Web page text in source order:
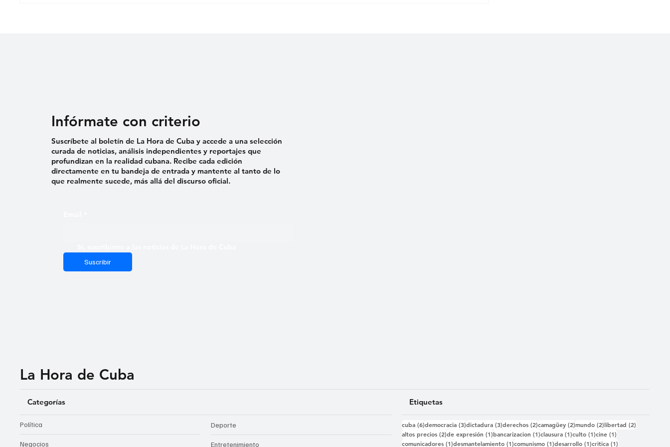
Infórmate con criterio
Suscribir
Suscríbete al boletín de La Hora de Cuba y accede a una selección
curada de noticias, análisis independientes y reportajes que
profundizan en la realidad cubana. Recibe cada edición
directamente en tu bandeja de entrada y mantente al tanto de lo
que realmente sucede, más allá del discurso oficial.
La Hora de Cuba
Categorías
Política
Negocios
Deporte
Entretenimiento
Etiquetas
cuba (6)6 entradas
democracia (3)3 entradas
dictadura (3)3 entradas
derechos (2)2 entradas
camagüey (2)2 entradas
mundo (2)2 entradas
libertad (2)
altos precios (2)2 entradas
de expresión (1)1 entrada
bancarizacion (1)1 entrada
clausura (1)1 entrada
culto (1)1 entrada
cine (1)
comunicadores (1)1 entrada
desmantelamiento (1)1 entrada
comunismo (1)1 entrada
desarrollo (1)1 entrada
critica (1)